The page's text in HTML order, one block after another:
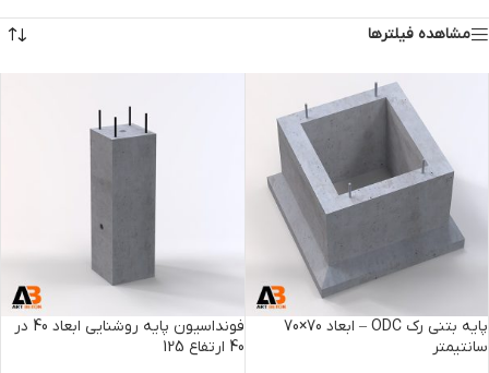
مشاهده فیلترها
پایه بتنی رک ODC – ابعاد 70×70
سانتیمتر
فونداسیون پایه روشنایی ابعاد 40 در
40 ارتفاع 125